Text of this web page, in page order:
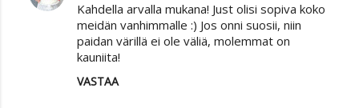
Kahdella arvalla mukana! Just olisi sopiva koko
meidän vanhimmalle :) Jos onni suosii, niin
paidan värillä ei ole väliä, molemmat on
kauniita!
VASTAA